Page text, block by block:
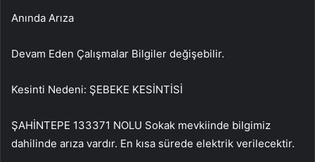
Anında Arıza
Devam Eden Çalışmalar Bilgiler değişebilir.
Kesinti Nedeni: ŞEBEKE KESİNTİSİ
ŞAHİNTEPE 133371 NOLU Sokak mevkiinde bilgimiz
dahilinde arıza vardır. En kısa sürede elektrik verilecektir.